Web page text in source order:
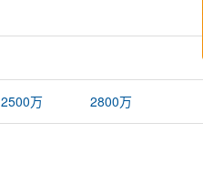
2500万 2800万